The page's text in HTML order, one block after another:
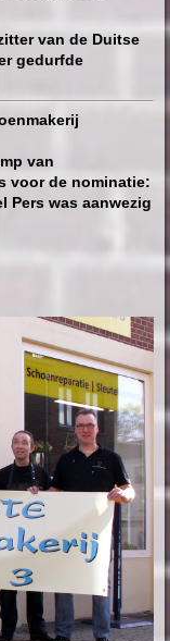
van de Duitse
gedurfde
van
voor de nominatie:
Pers was aanwezig